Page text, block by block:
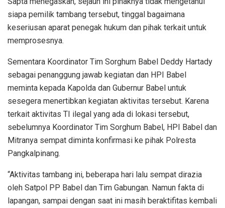
siapa pemilik tambang tersebut, tinggal bagaimana
keseriusan aparat penegak hukum dan pihak terkait untuk
memprosesnya.
Sementara Koordinator Tim Sorghum Babel Deddy Hartady
sebagai penanggung jawab kegiatan dan HPI Babel
meminta kepada Kapolda dan Gubernur Babel untuk
sesegera menertibkan kegiatan aktivitas tersebut. Karena
terkait aktivitas TI ilegal yang ada di lokasi tersebut,
sebelumnya Koordinator Tim Sorghum Babel, HPI Babel dan
Mitranya sempat diminta konfirmasi ke pihak Polresta
Pangkalpinang.
“Aktivitas tambang ini, beberapa hari lalu sempat dirazia
oleh Satpol PP Babel dan Tim Gabungan. Namun fakta di
lapangan, sampai dengan saat ini masih beraktifitas kembali